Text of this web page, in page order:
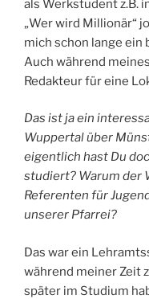
als Werkstudent z.B.
„Wer wird Millionär“
mich schon lange
Auch während
Redakteur für eine
Das ist ja ein
Wuppertal über
eigentlich hast Du
studiert? Warum der
Referenten für
unserer Pfarrei?
Das war ein
während meiner Zeit
später im Studium